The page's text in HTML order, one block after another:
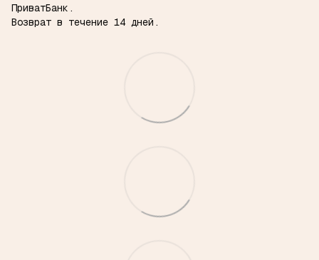
ПриватБанк.
Возврат в течение 14 дней.